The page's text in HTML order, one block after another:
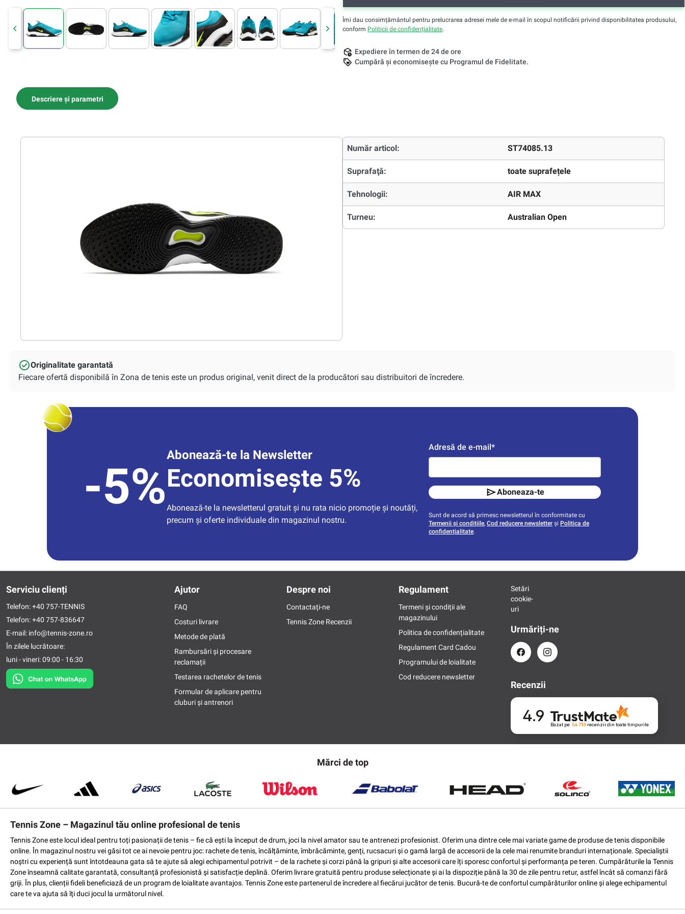
Îmi dau consimțământul pentru prelucrarea adresei mele de e-mail în scopul notificării privind disponibilitatea produsului,
conform Politicii de confidențialitate.
Expediere în termen de 24 de ore
Cumpără și economisește cu Programul de Fidelitate.
Descriere și parametri
Număr articol: ST74085.13
Suprafaţă: toate suprafețele
Tehnologii: AIR MAX
Turneu: Australian Open
Originalitate garantată
Fiecare ofertă disponibilă în Zona de tenis este un produs original, venit direct de la producători sau distribuitori de încredere.
-5%
Abonează-te la Newsletter
Economisește 5%
Abonează-te la newsletterul gratuit și nu rata nicio promoție și noutăți,
precum și oferte individuale din magazinul nostru.
Adresă de e-mail*
Aboneaza-te
Sunt de acord să primesc newsletterul în conformitate cu
Termenii și condițiile, Cod reducere newsletter și Politica de
confidențialitate.
Serviciu clienți
Telefon:+40 757-TENNIS
Telefon:+40 757-836647
E-mail: info@tennis-zone.ro
În zilele lucrătoare:
luni - vineri: 09:00 - 16:30
Ajutor
FAQ
Costuri livrare
Metode de plată
Rambursări și procesare
reclamații
Testarea rachetelor de tenis
Formular de aplicare pentru
cluburi și antrenori
Despre noi
Contactați-ne
Tennis Zone Recenzii
Regulament
Termeni și condiții ale
magazinului
Politica de confidențialitate
Regulament Card Cadou
Programului de loialitate
Cod reducere newsletter
Setări
cookie-
uri
Urmăriți-ne
Recenzii
4.9 Bazat pe 54 713 recenzii din toate timpurile
Mărci de top
Tennis Zone – Magazinul tău online profesional de tenis
Tennis Zone este locul ideal pentru toți pasionații de tenis – fie că ești la început de drum, joci la nivel amator sau te antrenezi profesionist. Oferim una dintre cele mai variate game de produse de tenis disponibile
online. În magazinul nostru vei găsi tot ce ai nevoie pentru joc: rachete de tenis, încălțăminte, îmbrăcăminte, genți, rucsacuri și o gamă largă de accesorii de la cele mai renumite branduri internaționale. Specialiștii
noștri cu experiență sunt întotdeauna gata să te ajute să alegi echipamentul potrivit – de la rachete și corzi până la gripuri și alte accesorii care îți sporesc confortul și performanța pe teren. Cumpărăturile la Tennis
Zone înseamnă calitate garantată, consultanță profesionistă și satisfacție deplină. Oferim livrare gratuită pentru produse selecționate și ai la dispoziție până la 30 de zile pentru retur, astfel încât să comanzi fără
griji. În plus, clienții fideli beneficiază de un program de loialitate avantajos. Tennis Zone este partenerul de încredere al fiecărui jucător de tenis. Bucură-te de confortul cumpărăturilor online și alege echipamentul
care te va ajuta să îți duci jocul la următorul nivel.